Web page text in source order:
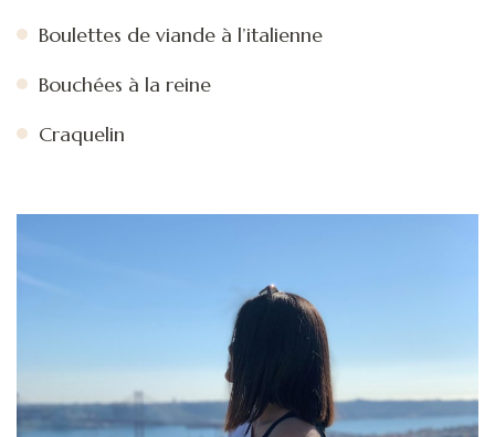
Boulettes de viande à l’italienne
Bouchées à la reine
Craquelin